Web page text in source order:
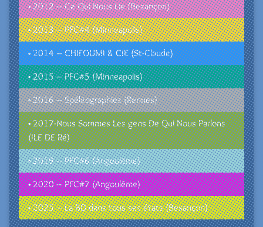
• 2012 – Ce Qui Nous Lie (Besançon)
• 2013 – PFC#4 (Minneapolis)
• 2014 – CHIFOUMI & CIE (St-Claude)
• 2015 – PFC#5 (Minneapolis)
• 2016 – Spéléographies (Rennes)
• 2017-Nous Sommes Les gens De Qui Nous Parlons
(ILE DE Ré)
• 2019 – PFC#6 (Angoulême)
• 2020 – PFC#7 (Angoulême)
• 2025 – La BD dans tous ses états (Besançon)